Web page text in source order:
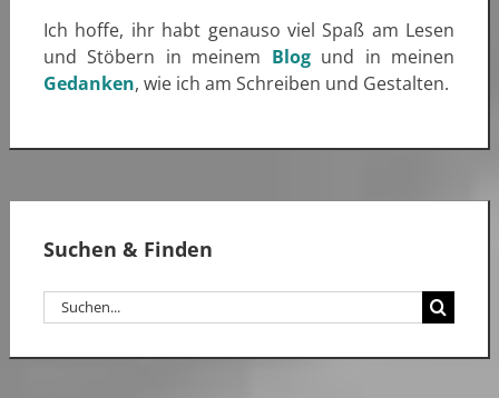
Ich hoffe, ihr habt genauso viel Spaß am Lesen
und Stöbern in meinem Blog und in meinen
Gedanken, wie ich am Schreiben und Gestalten.
Suchen & Finden
Suche
nach: